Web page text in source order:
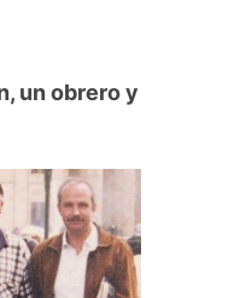
un obrero y